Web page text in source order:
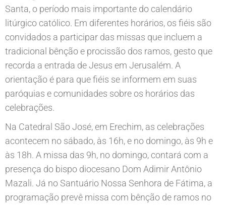
Santa, o período mais importante do calendário
litúrgico católico. Em diferentes horários, os fiéis são
convidados a participar das missas que incluem a
tradicional bênção e procissão dos ramos, gesto que
recorda a entrada de Jesus em Jerusalém. A
orientação é para que fiéis se informem em suas
paróquias e comunidades sobre os horários das
celebrações.
Na Catedral São José, em Erechim, as celebrações
acontecem no sábado, às 16h, e no domingo, às 9h e
às 18h. A missa das 9h, no domingo, contará com a
presença do bispo diocesano Dom Adimir Antônio
Mazali. Já no Santuário Nossa Senhora de Fátima, a
programação prevê missa com bênção de ramos no